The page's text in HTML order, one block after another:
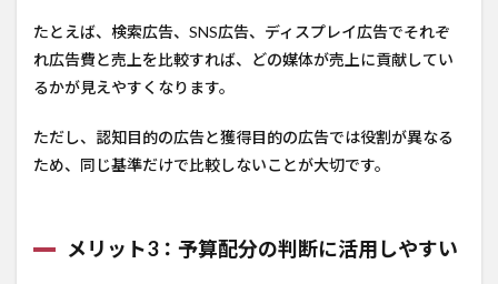
たとえば、検索広告、SNS広告、ディスプレイ広告でそれぞ
れ広告費と売上を比較すれば、どの媒体が売上に貢献してい
るかが見えやすくなります。
ただし、認知目的の広告と獲得目的の広告では役割が異なる
ため、同じ基準だけで比較しないことが大切です。
メリット3：予算配分の判断に活用しやすい